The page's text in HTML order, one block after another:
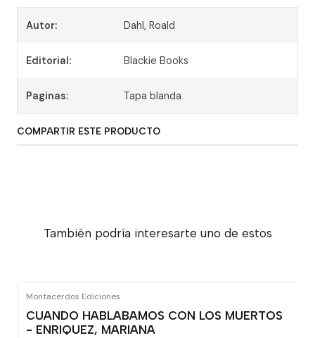
Autor: Dahl, Roald
Editorial: Blackie Books
Paginas: Tapa blanda
COMPARTIR ESTE PRODUCTO
También podría interesarte uno de estos
Montacerdos Ediciones
CUANDO HABLABAMOS CON LOS MUERTOS
- ENRIQUEZ, MARIANA